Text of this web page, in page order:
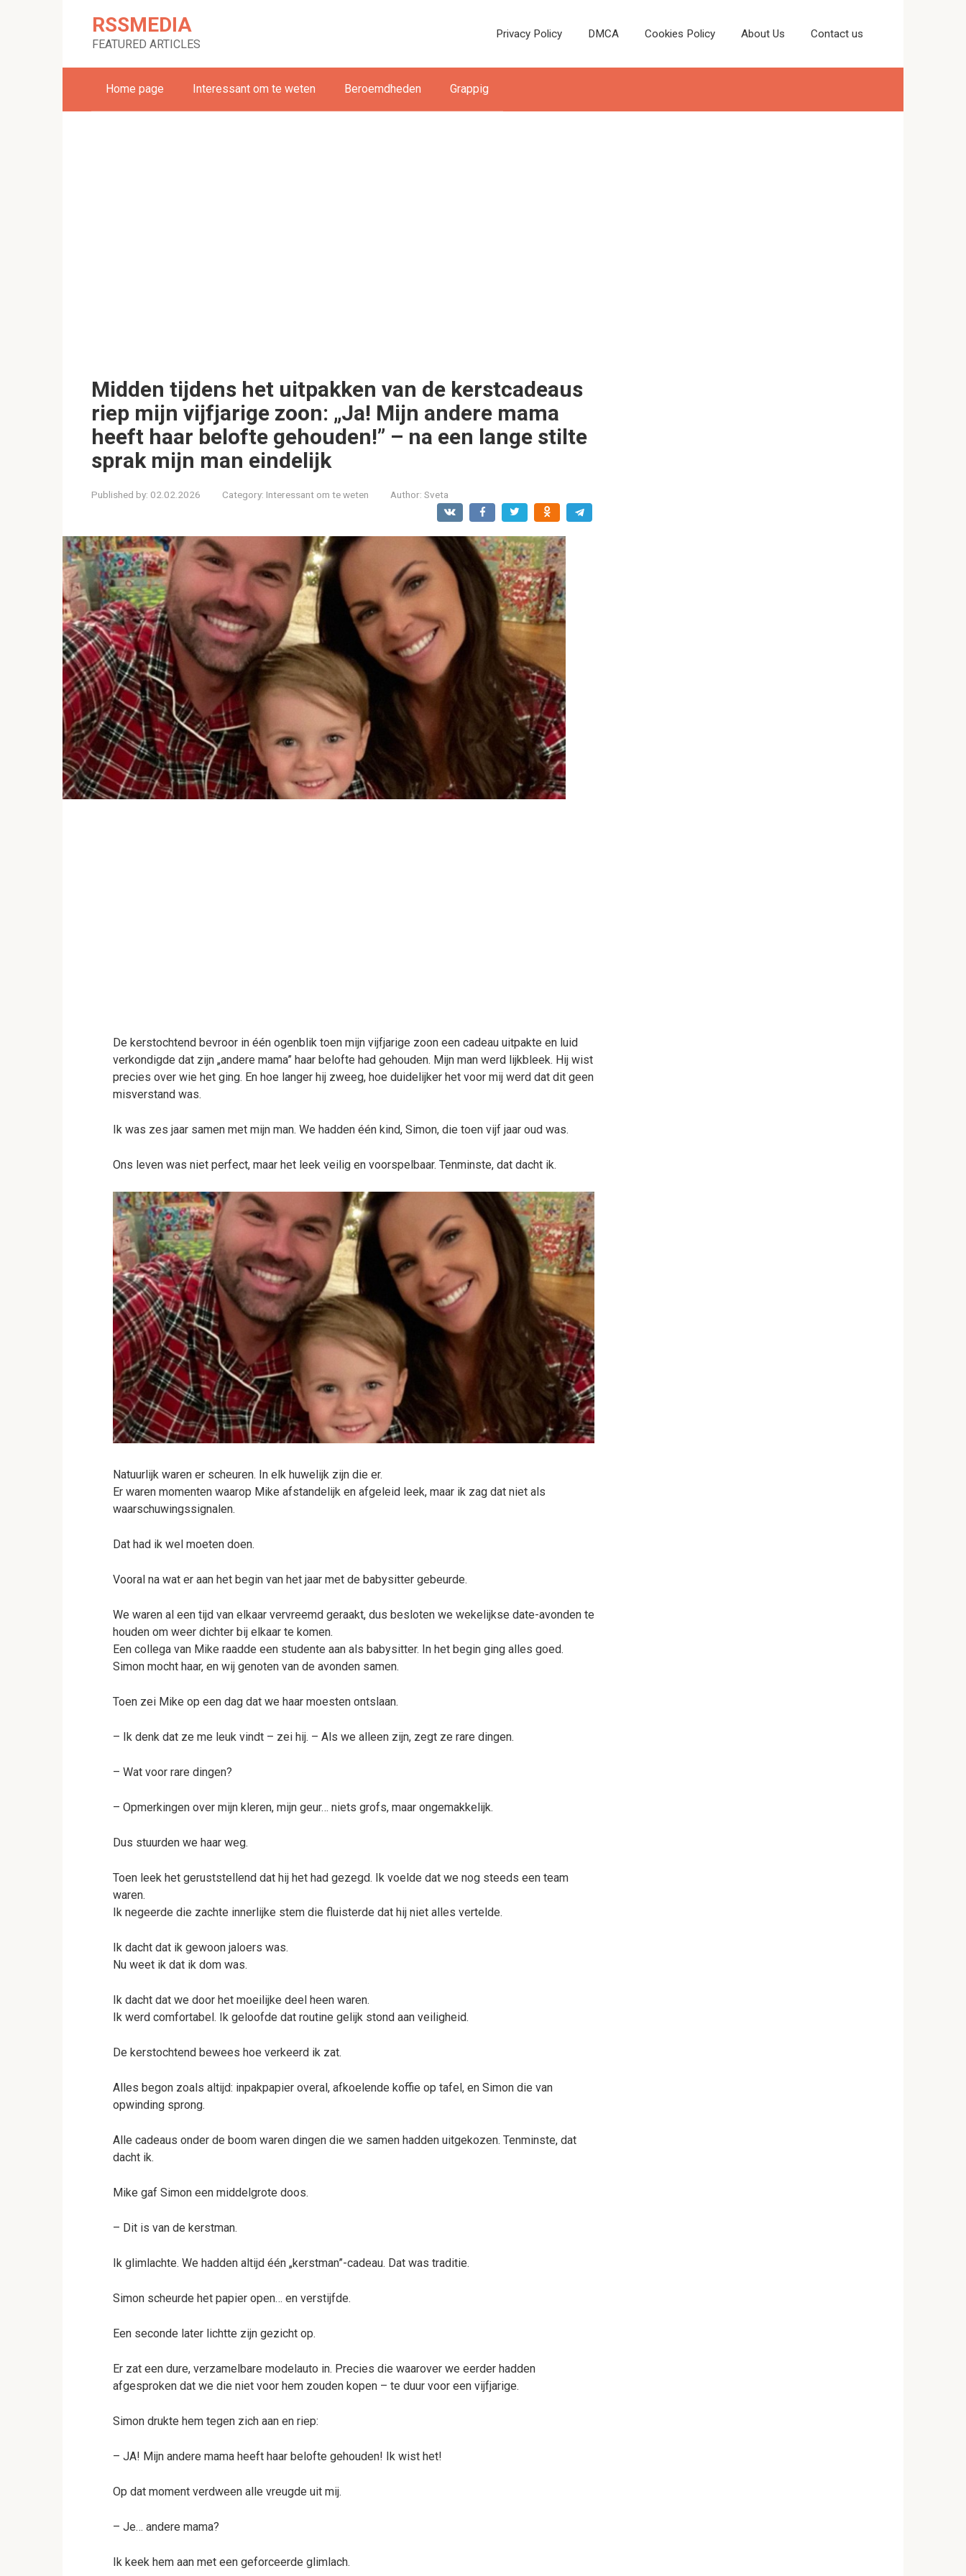
RSSMEDIA
FEATURED ARTICLES
Privacy Policy DMCA Cookies Policy About Us Contact us
Home page Interessant om te weten Beroemdheden Grappig
Midden tijdens het uitpakken van de kerstcadeaus
riep mijn vijfjarige zoon: „Ja! Mijn andere mama
heeft haar belofte gehouden!” – na een lange stilte
sprak mijn man eindelijk
Published by: 02.02.2026 Category: Interessant om te weten Author: Sveta
De kerstochtend bevroor in één ogenblik toen mijn vijfjarige zoon een cadeau uitpakte en luid
verkondigde dat zijn „andere mama” haar belofte had gehouden. Mijn man werd lijkbleek. Hij wist
precies over wie het ging. En hoe langer hij zweeg, hoe duidelijker het voor mij werd dat dit geen
misverstand was.
Ik was zes jaar samen met mijn man. We hadden één kind, Simon, die toen vijf jaar oud was.
Ons leven was niet perfect, maar het leek veilig en voorspelbaar. Tenminste, dat dacht ik.
Natuurlijk waren er scheuren. In elk huwelijk zijn die er.
Er waren momenten waarop Mike afstandelijk en afgeleid leek, maar ik zag dat niet als
waarschuwingssignalen.
Dat had ik wel moeten doen.
Vooral na wat er aan het begin van het jaar met de babysitter gebeurde.
We waren al een tijd van elkaar vervreemd geraakt, dus besloten we wekelijkse date-avonden te
houden om weer dichter bij elkaar te komen.
Een collega van Mike raadde een studente aan als babysitter. In het begin ging alles goed.
Simon mocht haar, en wij genoten van de avonden samen.
Toen zei Mike op een dag dat we haar moesten ontslaan.
– Ik denk dat ze me leuk vindt – zei hij. – Als we alleen zijn, zegt ze rare dingen.
– Wat voor rare dingen?
– Opmerkingen over mijn kleren, mijn geur… niets grofs, maar ongemakkelijk.
Dus stuurden we haar weg.
Toen leek het geruststellend dat hij het had gezegd. Ik voelde dat we nog steeds een team
waren.
Ik negeerde die zachte innerlijke stem die fluisterde dat hij niet alles vertelde.
Ik dacht dat ik gewoon jaloers was.
Nu weet ik dat ik dom was.
Ik dacht dat we door het moeilijke deel heen waren.
Ik werd comfortabel. Ik geloofde dat routine gelijk stond aan veiligheid.
De kerstochtend bewees hoe verkeerd ik zat.
Alles begon zoals altijd: inpakpapier overal, afkoelende koffie op tafel, en Simon die van
opwinding sprong.
Alle cadeaus onder de boom waren dingen die we samen hadden uitgekozen. Tenminste, dat
dacht ik.
Mike gaf Simon een middelgrote doos.
– Dit is van de kerstman.
Ik glimlachte. We hadden altijd één „kerstman”-cadeau. Dat was traditie.
Simon scheurde het papier open… en verstijfde.
Een seconde later lichtte zijn gezicht op.
Er zat een dure, verzamelbare modelauto in. Precies die waarover we eerder hadden
afgesproken dat we die niet voor hem zouden kopen – te duur voor een vijfjarige.
Simon drukte hem tegen zich aan en riep:
– JA! Mijn andere mama heeft haar belofte gehouden! Ik wist het!
Op dat moment verdween alle vreugde uit mij.
– Je… andere mama?
Ik keek hem aan met een geforceerde glimlach.